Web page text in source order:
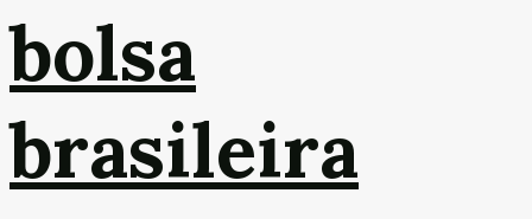
bolsa
brasileira